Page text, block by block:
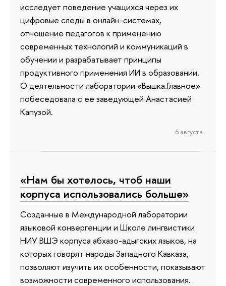
исследует поведение учащихся через их
цифровые следы в онлайн-системах,
отношение педагогов к применению
современных технологий и коммуникаций в
обучении и разрабатывает принципы
продуктивного применения ИИ в образовании.
О деятельности лаборатории «Вышка.Главное»
побеседовала с ее заведующей Анастасией
Капузой.
6 августа
«Нам бы хотелось, чтоб наши
корпуса использовались больше»
Созданные в Международной лаборатории
языковой конвергенции и Школе лингвистики
НИУ ВШЭ корпуса абхазо-адыгских языков, на
которых говорят народы Западного Кавказа,
позволяют изучить их особенности, показывают
возможности современного использования.